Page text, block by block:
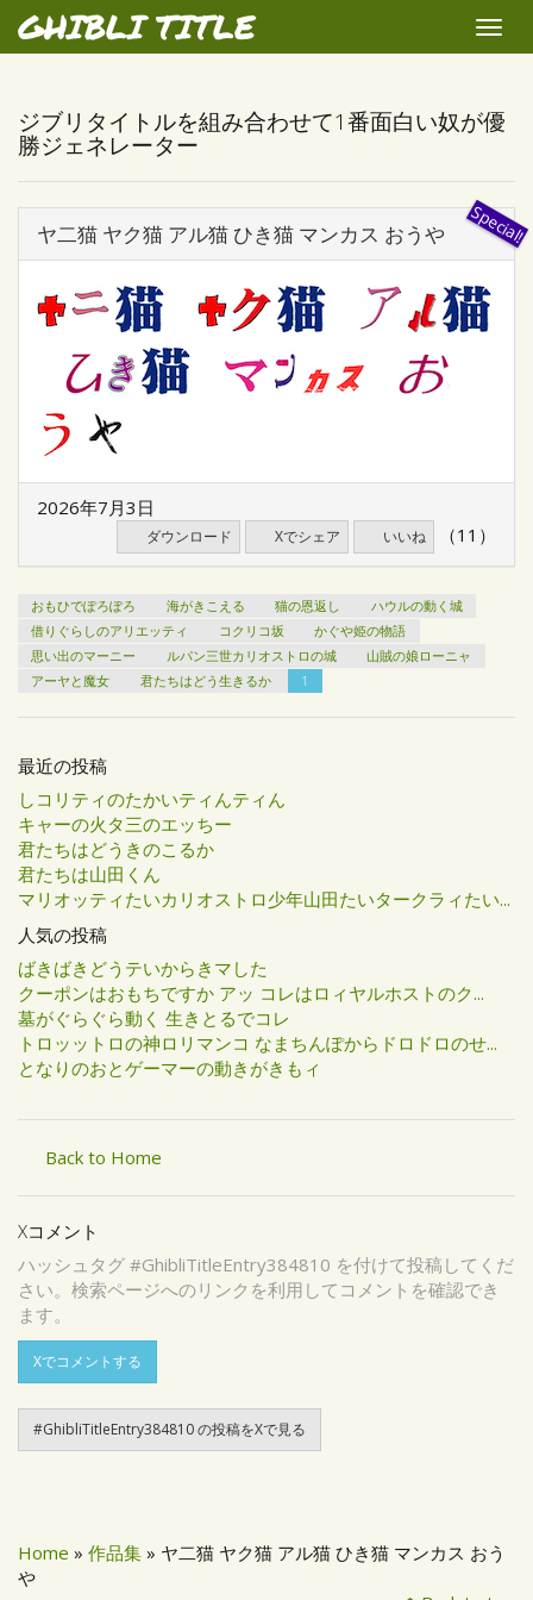
GHIBLI TITLE
Toggle
ジブリタイトルを組み合わせて1番面白い奴が優
勝ジェネレーター
ヤ二猫 ヤク猫 アル猫 ひき猫 マンカス おうや
2026年7月3日
ダウンロード Xでシェア いいね （11）
おもひでぽろぽろ 海がきこえる 猫の恩返し
ハウルの動く城
借りぐらしのアリエッティ
コクリコ坂
かぐや姫の物語
思い出のマーニー
ルパン三世カリオストロの城
山賊の娘ローニャ
アーヤと魔女
君たちはどう生きるか 1
最近の投稿
しコリティのたかいティんティん
キャーの火タ三のエッちー
君たちはどうきのこるか
君たちは山田くん
マリオッティたいカリオストロ少年山田たいタークラィたい...
人気の投稿
ばきばきどうテいからきマした
クーポンはおもちですか アッ コレはロィヤルホストのク...
墓がぐらぐら動く 生きとるでコレ
トロッットロの神ロリマンコ なまちんぽからドロドロのせ...
となりのおとゲーマーの動きがきもィ
Back to Home
Xコメント
ハッシュタグ #GhibliTitleEntry384810 を付けて投稿してくだ
さい。検索ページへのリンクを利用してコメントを確認でき
ます。
Xでコメントする
#GhibliTitleEntry384810 の投稿をXで見る
Home » 作品集 » ヤ二猫 ヤク猫 アル猫 ひき猫 マンカス おう
や